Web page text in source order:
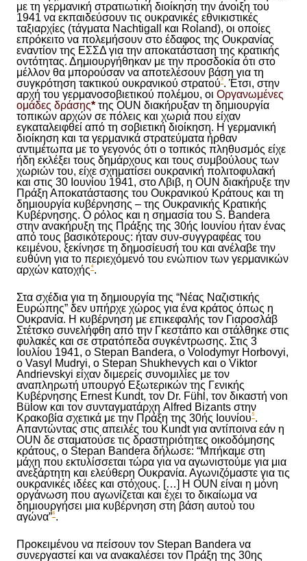
με τη γερμανική στρατιωτική διοίκηση την άνοιξη του
1941 να εκπαιδεύσουν τις ουκρανικές εθνικιστικές
ταξιαρχίες (τάγματα Nachtigall και Roland), οι οποίες
επρόκειτο να πολεμήσουν στο έδαφος της Ουκρανίας
εναντίον της ΕΣΣΔ για την αποκατάσταση της κρατικής
οντότητας. Δημιουργήθηκαν με την προσδοκία ότι στο
μέλλον θα μπορούσαν να αποτελέσουν βάση για τη
συγκρότηση τακτικού ουκρανικού στρατού³. Έτσι, στην
αρχή του γερμανοσοβιετικού πολέμου, οι Οργανωμένες
ομάδες δράσης* της OUN διακήρυξαν τη δημιουργία
τοπικών αρχών σε πόλεις και χωριά που είχαν
εγκαταλειφθεί από τη σοβιετική διοίκηση. Η γερμανική
διοίκηση και τα γερμανικά στρατεύματα ήρθαν
αντιμέτωπα με το γεγονός ότι ο τοπικός πληθυσμός είχε
ήδη εκλέξει τους δημάρχους και τους συμβούλους των
χωριών του, είχε σχηματίσει ουκρανική πολιτοφυλακή
και στις 30 Ιουνίου 1941, στο Λβιβ, η OUN διακήρυξε την
Πράξη Αποκατάστασης του Ουκρανικού Κράτους και τη
δημιουργία κυβέρνησης – της Ουκρανικής Κρατικής
Κυβέρνησης. Ο ρόλος και η σημασία του S. Bandera
στην ανακήρυξη της Πράξης της 30ής Ιουνίου ήταν ένας
από τους βασικότερους: ήταν συν-συγγραφέας του
κειμένου, ξεκίνησε τη δημοσίευσή του και ανέλαβε την
ευθύνη για το περιεχόμενό του ενώπιον των γερμανικών
αρχών κατοχής⁴.
Στα σχέδια για τη δημιουργία της “Νέας Ναζιστικής
Ευρώπης” δεν υπήρχε χώρος για ένα κράτος όπως η
Ουκρανία. Η κυβέρνηση με επικεφαλής τον Γιαροσλάβ
Στέτσκο συνελήφθη από την Γκεστάπο και στάλθηκε στις
φυλακές και σε στρατόπεδα συγκέντρωσης. Στις 3
Ιουλίου 1941, ο Stepan Bandera, ο Volodymyr Horbovyi,
ο Vasyl Mudryi, ο Stepan Shukhevych και ο Viktor
Andrievskyi είχαν διμερείς συνομιλίες με τον
αναπληρωτή υπουργό Εξωτερικών της Γενικής
Κυβέρνησης Ernest Kundt, τον Dr. Fühl, τον δικαστή von
Bülow και τον συνταγματάρχη Alfred Bizants στην
Κρακοβία σχετικά με την Πράξη της 30ής Ιουνίου⁵.
Απαντώντας στις απειλές του Kundt για αντίποινα εάν η
OUN δε σταματούσε τις δραστηριότητες οικοδόμησης
κράτους, ο Stepan Bandera δήλωσε: “Μπήκαμε στη
μάχη που εκτυλίσσεται τώρα για να αγωνιστούμε για μια
ανεξάρτητη και ελεύθερη Ουκρανία. Αγωνιζόμαστε για τις
ουκρανικές ιδέες και στόχους. […] Η OUN είναι η μόνη
οργάνωση που αγωνίζεται και έχει το δικαίωμα να
δημιουργήσει μια κυβέρνηση στη βάση αυτού του
αγώνα”⁶.
Προκειμένου να πείσουν τον Stepan Bandera να
συνεργαστεί και να ανακαλέσει τον Πράξη της 30ης